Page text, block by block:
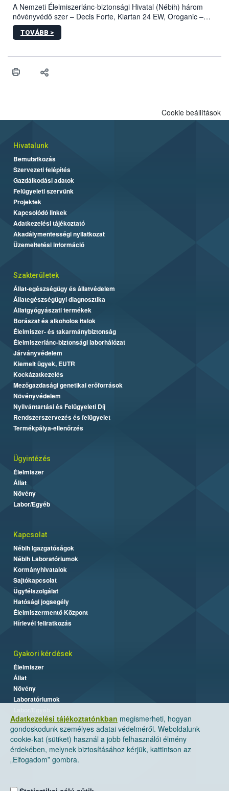
A Nemzeti Élelmiszerlánc-biztonsági Hivatal (Nébih) három
növényvédő szer – Decis Forte, Klartan 24 EW, Oroganic –
engedélyokiratát módosította, így azok a szüretet követően,
egészen a vesszőérettség (BBCH 91) stádiumáig
érésű szőlőkben is legyen lehetőség a károsító elleni további
felhasználók számára is elérhető és ökológiai termesztésben is
TOVÁBB >
Adatkezelési tájékoztatónkban megismerheti, hogyan
gondoskodunk személyes adatai védelméről. Weboldalunk
cookie-kat (sütiket) használ a jobb felhasználói élmény
érdekében, melynek biztosításához kérjük, kattintson az
„Elfogadom” gombra.
Cookie beállítások
Hivatalunk
Bemutatkozás
Szervezeti felépítés
Gazdálkodási adatok
Felügyeleti szervünk
Projektek
Kapcsolódó linkek
Adatkezelési tájékoztató
Akadálymentességi nyilatkozat
Üzemeltetési információ
Szakterületek
Állat-egészségügy és állatvédelem
Állategészségügyi diagnosztika
Állatgyógyászati termékek
Borászat és alkoholos italok
Élelmiszer- és takarmánybiztonság
Élelmiszerlánc-biztonsági laborhálózat
Járványvédelem
Kiemelt ügyek, EUTR
Kockázatkezelés
Mezőgazdasági genetikai erőforrások
Növényvédelem
Nyilvántartási és Felügyeleti Díj
Rendszerszervezés és felügyelet
Termékpálya-ellenőrzés
Ügyintézés
Élelmiszer
Állat
Növény
Labor/Egyéb
Kapcsolat
Nébih Igazgatóságok
Nébih Laboratóriumok
Kormányhivatalok
Sajtókapcsolat
Ügyfélszolgálat
Hatósági jogsegély
Élelmiszermentő Központ
Hírlevél feliratkozás
Gyakori kérdések
Élelmiszer
Állat
Növény
Laboratóriumok